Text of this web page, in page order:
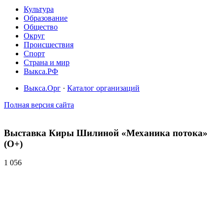
Культура
Образование
Общество
Округ
Происшествия
Спорт
Страна и мир
Выкса.РФ
Выкса.Орг · Каталог организаций
Полная версия сайта
Выставка Киры Шилиной «Механика потока»
(O+)
1 056